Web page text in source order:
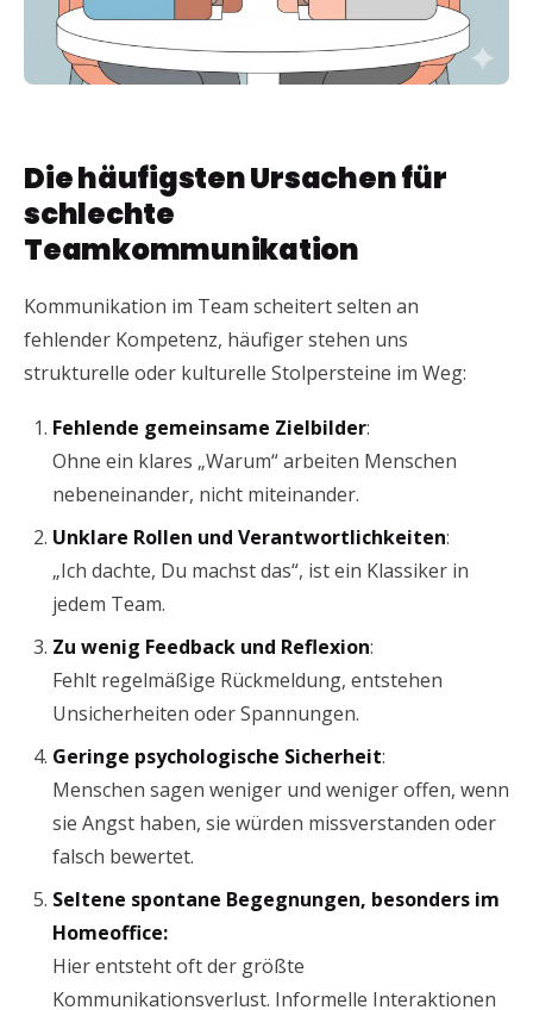
Die häufigsten Ursachen für
schlechte
Teamkommunikation
Kommunikation im Team scheitert selten an
fehlender Kompetenz, häufiger stehen uns
strukturelle oder kulturelle Stolpersteine im Weg:
Fehlende gemeinsame Zielbilder:
Ohne ein klares „Warum“ arbeiten Menschen
nebeneinander, nicht miteinander.
Unklare Rollen und Verantwortlichkeiten:
„Ich dachte, Du machst das“, ist ein Klassiker in
jedem Team.
Zu wenig Feedback und Reflexion:
Fehlt regelmäßige Rückmeldung, entstehen
Unsicherheiten oder Spannungen.
Geringe psychologische Sicherheit:
Menschen sagen weniger und weniger offen, wenn
sie Angst haben, sie würden missverstanden oder
falsch bewertet.
Seltene spontane Begegnungen, besonders im
Homeoffice:
Hier entsteht oft der größte
Kommunikationsverlust. Informelle Interaktionen